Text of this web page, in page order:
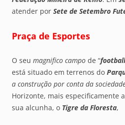
atender por Sete de Setembro
Praça de Esportes
O seu magnifico campo de “football
está situado em terrenos do
a construção por conta da
Horizonte, mais especificamente
sua alcunha, o Tigre da Floresta,